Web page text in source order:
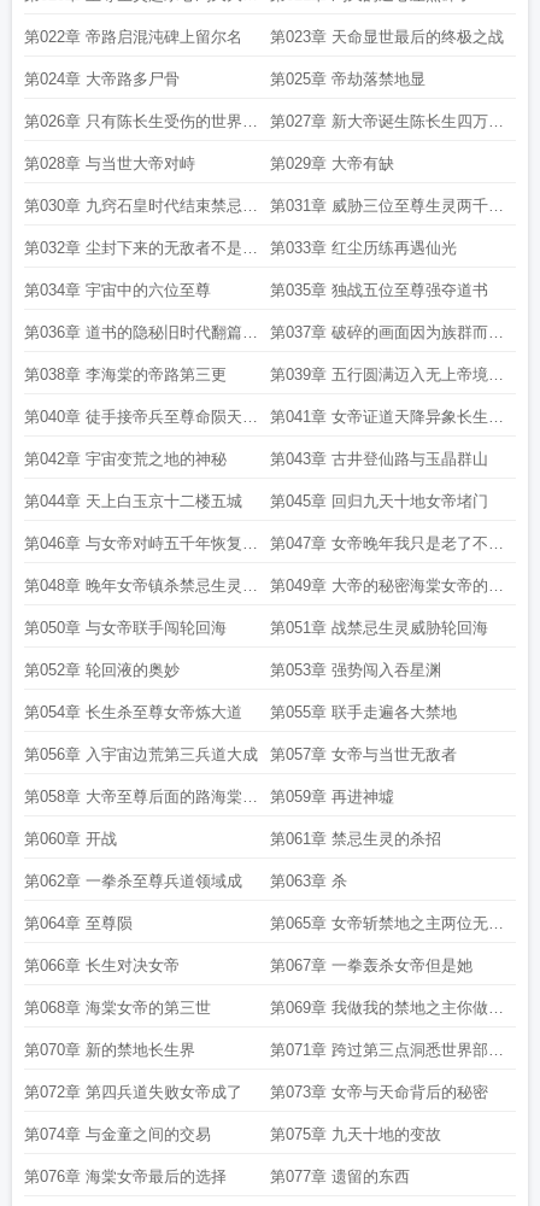
尽坎坷
第022章 帝路启混沌碑上留尔名 第023章 天命显世最后的终极之战
第024章 大帝路多尸骨 第025章 帝劫落禁地显
第026章 只有陈长生受伤的世界达
成了
第027章 新大帝诞生陈长生四万五
千岁
第028章 与当世大帝对峙 第029章 大帝有缺
第030章 九窍石皇时代结束禁忌生
灵袭击小天地
第031章 威胁三位至尊生灵两千年
后黑暗现第四道行圆满
第032章 尘封下来的无敌者不是大
帝胜似大帝
第033章 红尘历练再遇仙光
第034章 宇宙中的六位至尊 第035章 独战五位至尊强夺道书
第036章 道书的隐秘旧时代翻篇新
时代来领一更
第037章 破碎的画面因为族群而走
上帝路的女子二更
第038章 李海棠的帝路第三更 第039章 五行圆满迈入无上帝境这
个时代最后的决战
第040章 徒手接帝兵至尊命陨天罚
雷劫
第041章 女帝证道天降异象长生勇
闯宇宙边荒
第042章 宇宙变荒之地的神秘 第043章 古井登仙路与玉晶群山
第044章 天上白玉京十二楼五城 第045章 回归九天十地女帝堵门
第046章 与女帝对峙五千年恢复巅
峰天命衰弱
第047章 女帝晚年我只是老了不是
死了
第048章 晚年女帝镇杀禁忌生灵活
出第二世
第049章 大帝的秘密海棠女帝的两
种建议
第050章 与女帝联手闯轮回海 第051章 战禁忌生灵威胁轮回海
第052章 轮回液的奥妙 第053章 强势闯入吞星渊
第054章 长生杀至尊女帝炼大道 第055章 联手走遍各大禁地
第056章 入宇宙边荒第三兵道大成 第057章 女帝与当世无敌者
第058章 大帝至尊后面的路海棠女
帝的秘密
第059章 再进神墟
第060章 开战 第061章 禁忌生灵的杀招
第062章 一拳杀至尊兵道领域成 第063章 杀
第064章 至尊陨 第065章 女帝斩禁地之主两位无敌
者的对峙
第066章 长生对决女帝 第067章 一拳轰杀女帝但是她
第068章 海棠女帝的第三世 第069章 我做我的禁地之主你做你
的女帝
第070章 新的禁地长生界 第071章 跨过第三点洞悉世界部分
奥秘
第072章 第四兵道失败女帝成了 第073章 女帝与天命背后的秘密
第074章 与金童之间的交易 第075章 九天十地的变故
第076章 海棠女帝最后的选择 第077章 遗留的东西